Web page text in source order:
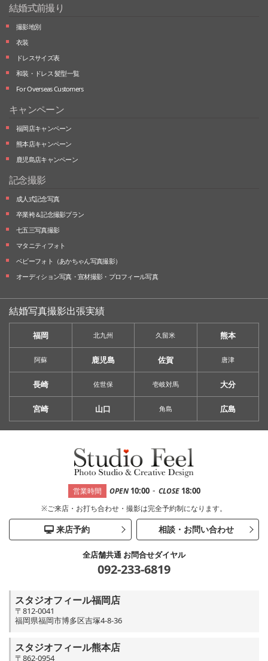
結婚式前撮り
撮影地別
衣装
ドレスサイズ表
和装・ドレス 髪型一覧
For Overseas Customers
キャンペーン
福岡店キャンペーン
熊本店キャンペーン
鹿児島店キャンペーン
記念撮影
成人式記念写真
卒業袴＆記念撮影プラン
七五三写真撮影
マタニティフォト
ベビーフォト （あかちゃん写真撮影）
オーディション写真・ 宣材撮影・ プロフィール写真
結婚写真撮影出張実績
福岡 北九州 久留米 熊本
阿蘇 鹿児島 佐賀 唐津
長崎 佐世保 壱岐対馬 大分
宮崎 山口 角島 広島
営業時間 OPEN 10:00 - CLOSE 18:00
※ご来店・お打ち合わせ・撮影は完全予約制になります。
来店予約 相談・お問い合わせ
全店舗共通 お問合せダイヤル
092-233-6819
スタジオフィール福岡店
〒812-0041
福岡県福岡市博多区吉塚4-8-36
スタジオフィール熊本店
〒862-0954